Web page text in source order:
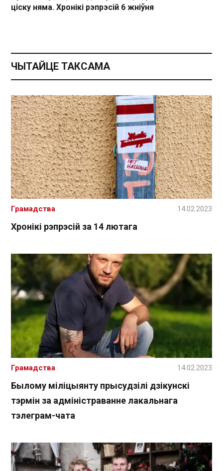
ціску няма. Хронікі рэпрэсій 6 жніўня
ЧЫТАЙЦЕ ТАКСАМА
Хронікі рэпрэсій за 14 лютага
Грамадства 14.02.2023
Былому міліцыянту прысудзілі дзікунскі
тэрмін за адміністраванне лакальнага
тэлеграм-чата
Грамадства 14.02.2023